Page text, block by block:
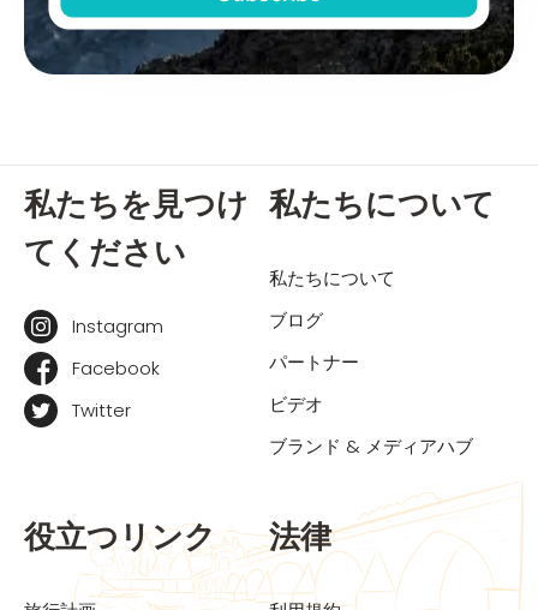
私たちを見つけ
てください
Instagram
Facebook
Twitter
私たちについて
私たちについて
ブログ
パートナー
ビデオ
ブランド & メディアハブ
役立つリンク 法律